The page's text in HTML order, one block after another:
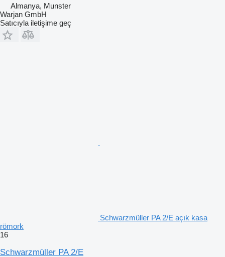
Almanya, Munster
Warjan GmbH
Satıcıyla iletişime geç
Schwarzmüller PA 2/E açık kasa
römork
16
Schwarzmüller PA 2/E